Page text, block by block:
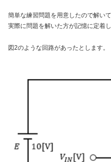
簡単な練習問題を用意したので解いて
実際に問題を解いた方が記憶に定着し
図2のような回路があったとします。